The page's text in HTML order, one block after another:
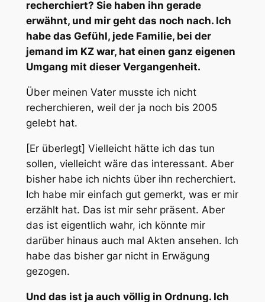
recherchiert? Sie haben ihn gerade
erwähnt, und mir geht das noch nach. Ich
habe das Gefühl, jede Familie, bei der
jemand im KZ war, hat einen ganz eigenen
Umgang mit dieser Vergangenheit.
Über meinen Vater musste ich nicht
recherchieren, weil der ja noch bis 2005
gelebt hat.
[Er überlegt] Vielleicht hätte ich das tun
sollen, vielleicht wäre das interessant. Aber
bisher habe ich nichts über ihn recherchiert.
Ich habe mir einfach gut gemerkt, was er mir
erzählt hat. Das ist mir sehr präsent. Aber
das ist eigentlich wahr, ich könnte mir
darüber hinaus auch mal Akten ansehen. Ich
habe das bisher gar nicht in Erwägung
gezogen.
Und das ist ja auch völlig in Ordnung. Ich